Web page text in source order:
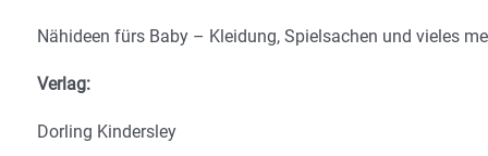
Nähideen fürs Baby – Kleidung, Spielsachen und vieles
Verlag:
Dorling Kindersley